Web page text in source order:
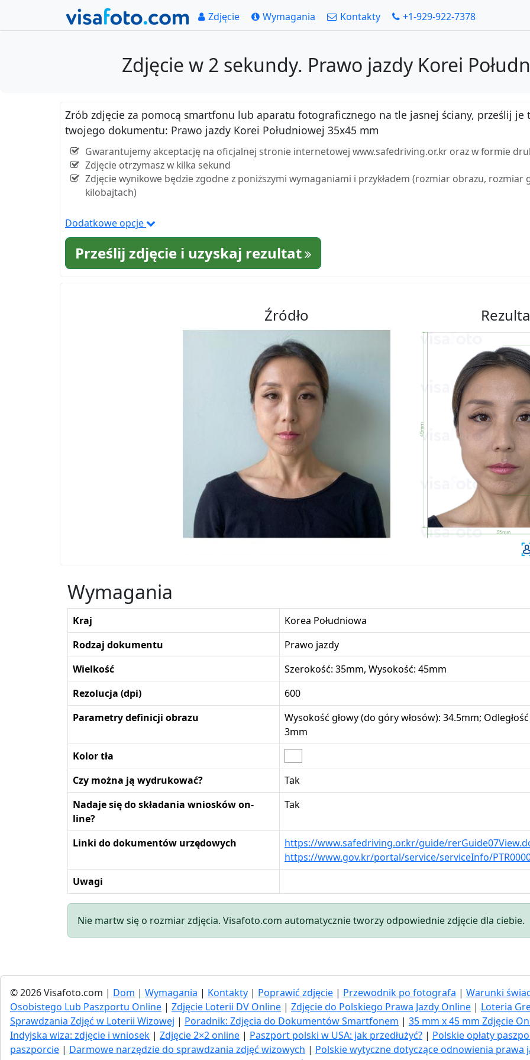
Zdjęcie Wymagania Kontakty +1-929-922-7378
Zdjęcie w 2 sekundy. Prawo jazdy Korei
Zrób zdjęcie za pomocą smartfonu lub aparatu fotograficznego na tle jasnej ściany, prześlij
twojego dokumentu: Prawo jazdy Korei Południowej 35x45 mm
Gwarantujemy akceptację na oficjalnej stronie internetowej www.safedriving.or.kr oraz w formie
Zdjęcie otrzymasz w kilka sekund
Zdjęcie wynikowe będzie zgodne z poniższymi wymaganiami i przykładem (rozmiar obrazu, rozmiar
kilobajtach)
Dodatkowe opcje
Prześlij zdjęcie i uzyskaj rezultat
Źródło
Wymagania
Kraj
Korea Południowa
Rodzaj dokumentu
Prawo jazdy
Wielkość
Szerokość: 35mm, Wysokość: 45mm
Rezolucja (dpi)
600
Parametry definicji obrazu
Wysokość głowy (do góry włosów): 34.5mm;
3mm
Kolor tła
Czy można ją wydrukować?
Tak
Nadaje się do składania wniosków on-
line?
Tak
Linki do dokumentów urzędowych
https://www.safedriving.or.kr/guide/
https://www.gov.kr/portal/service/serviceInfo/
Uwagi
Nie martw się o rozmiar zdjęcia. Visafoto.com automatycznie tworzy odpowiednie zdjęcie dla ciebie.
© 2026 Visafoto.com | Dom | Wymagania | Kontakty | Poprawić zdjęcie | Przewodnik po fotografa | Warunki
Osobistego Lub Paszportu Online | Zdjęcie Loterii DV Online | Zdjęcie do Polskiego Prawa Jazdy Online | Loteria
Sprawdzania Zdjęć w Loterii Wizowej | Poradnik: Zdjęcia do Dokumentów Smartfonem | 35 mm x 45 mm Zdjęcie
Indyjska wiza: zdjęcie i wniosek | Zdjęcie 2×2 online | Paszport polski w USA: jak przedłużyć​? | Polskie opłaty
paszporcie | Darmowe narzędzie do sprawdzania zdjęć wizowych | Polskie wytyczne dotyczące odnowienia prawa